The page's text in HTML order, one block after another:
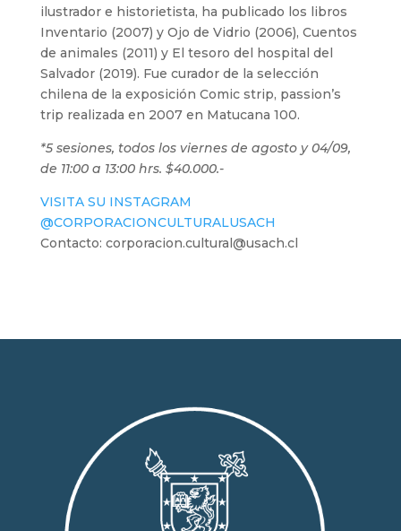
ilustrador e historietista, ha publicado los libros
Inventario (2007) y Ojo de Vidrio (2006), Cuentos
de animales (2011) y El tesoro del hospital del
Salvador (2019). Fue curador de la selección
chilena de la exposición Comic strip, passion’s
trip realizada en 2007 en Matucana 100.
*5 sesiones, todos los viernes de agosto y 04/09,
de 11:00 a 13:00 hrs. $40.000.-
VISITA SU INSTAGRAM
@CORPORACIONCULTURALUSACH
Contacto: corporacion.cultural@usach.cl